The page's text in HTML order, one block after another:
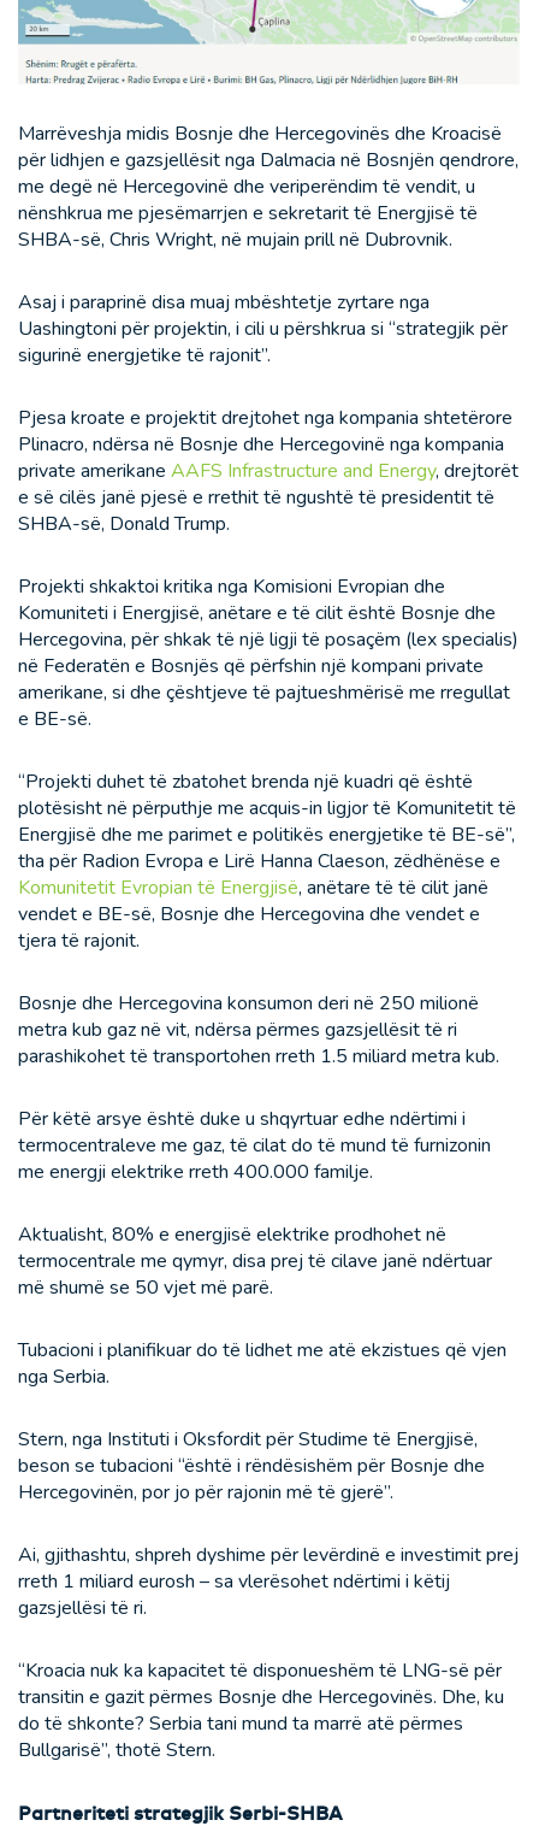
Marrëveshja midis Bosnje dhe Hercegovinës dhe Kroacisë
për lidhjen e gazsjellësit nga Dalmacia në Bosnjën qendrore,
me degë në Hercegovinë dhe veriperëndim të vendit, u
nënshkrua me pjesëmarrjen e sekretarit të Energjisë të
SHBA-së, Chris Wright, në mujain prill në Dubrovnik.
Asaj i paraprinë disa muaj mbështetje zyrtare nga
Uashingtoni për projektin, i cili u përshkrua si “strategjik për
sigurinë energjetike të rajonit”.
Pjesa kroate e projektit drejtohet nga kompania shtetërore
Plinacro, ndërsa në Bosnje dhe Hercegovinë nga kompania
private amerikane AAFS Infrastructure and Energy, drejtorët
e së cilës janë pjesë e rrethit të ngushtë të presidentit të
SHBA-së, Donald Trump.
Projekti shkaktoi kritika nga Komisioni Evropian dhe
Komuniteti i Energjisë, anëtare e të cilit është Bosnje dhe
Hercegovina, për shkak të një ligji të posaçëm (lex specialis)
në Federatën e Bosnjës që përfshin një kompani private
amerikane, si dhe çështjeve të pajtueshmërisë me rregullat
e BE-së.
“Projekti duhet të zbatohet brenda një kuadri që është
plotësisht në përputhje me acquis-in ligjor të Komunitetit të
Energjisë dhe me parimet e politikës energjetike të BE-së”,
tha për Radion Evropa e Lirë Hanna Claeson, zëdhënëse e
Komunitetit Evropian të Energjisë, anëtare të të cilit janë
vendet e BE-së, Bosnje dhe Hercegovina dhe vendet e
tjera të rajonit.
Bosnje dhe Hercegovina konsumon deri në 250 milionë
metra kub gaz në vit, ndërsa përmes gazsjellësit të ri
parashikohet të transportohen rreth 1.5 miliard metra kub.
Për këtë arsye është duke u shqyrtuar edhe ndërtimi i
termocentraleve me gaz, të cilat do të mund të furnizonin
me energji elektrike rreth 400.000 familje.
Aktualisht, 80% e energjisë elektrike prodhohet në
termocentrale me qymyr, disa prej të cilave janë ndërtuar
më shumë se 50 vjet më parë.
Tubacioni i planifikuar do të lidhet me atë ekzistues që vjen
nga Serbia.
Stern, nga Instituti i Oksfordit për Studime të Energjisë,
beson se tubacioni “është i rëndësishëm për Bosnje dhe
Hercegovinën, por jo për rajonin më të gjerë”.
Ai, gjithashtu, shpreh dyshime për levërdinë e investimit prej
rreth 1 miliard eurosh – sa vlerësohet ndërtimi i këtij
gazsjellësi të ri.
“Kroacia nuk ka kapacitet të disponueshëm të LNG-së për
transitin e gazit përmes Bosnje dhe Hercegovinës. Dhe, ku
do të shkonte? Serbia tani mund ta marrë atë përmes
Bullgarisë”, thotë Stern.
Partneriteti strategjik Serbi-SHBA